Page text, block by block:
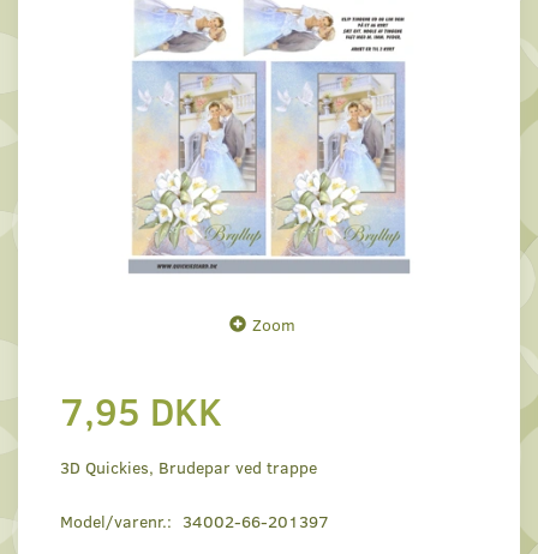
Zoom
7,95 DKK
3D Quickies, Brudepar ved trappe
Model/varenr.: 34002-66-201397